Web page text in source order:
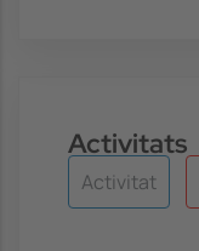
Activitats
Activitat